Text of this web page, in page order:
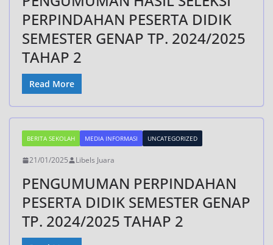
PERPINDAHAN PESERTA DIDIK
SEMESTER GENAP TP. 2024/2025
TAHAP 2
Read More
BERITA SEKOLAH MEDIA INFORMASI UNCATEGORIZED
21/01/2025 Libels Juara
PENGUMUMAN PERPINDAHAN
PESERTA DIDIK SEMESTER GENAP
TP. 2024/2025 TAHAP 2